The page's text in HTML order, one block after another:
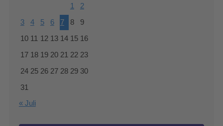
1 2
3 4 5 6 7 8 9
10 11 12 13 14 15 16
17 18 19 20 21 22 23
24 25 26 27 28 29 30
31
« Juli